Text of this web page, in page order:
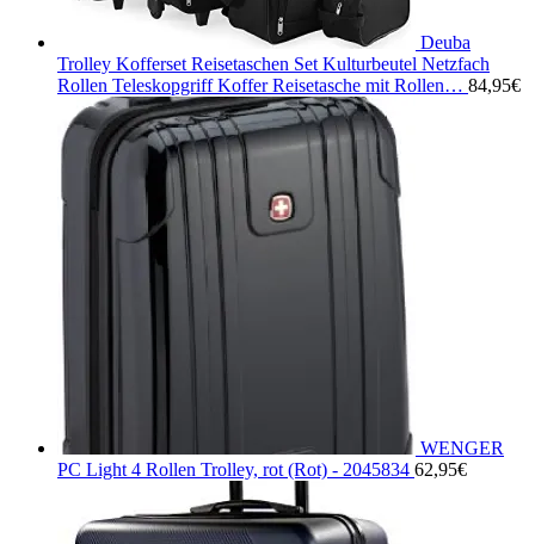
Deuba
Trolley Kofferset Reisetaschen Set Kulturbeutel Netzfach
Rollen Teleskopgriff Koffer Reisetasche mit Rollen… 84,95€
WENGER
PC Light 4 Rollen Trolley, rot (Rot) - 2045834 62,95€